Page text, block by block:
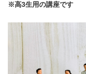
※高3生用の講座です